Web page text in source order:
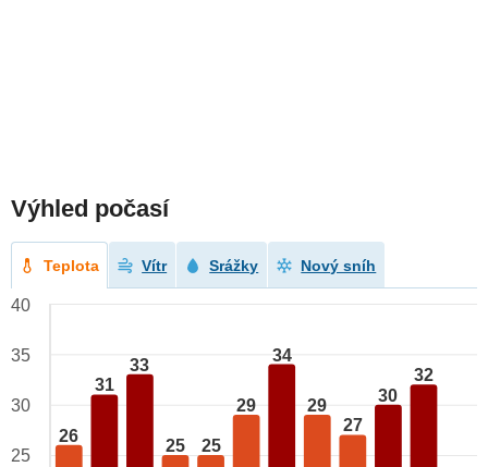
Výhled počasí
Teplota Vítr Srážky Nový sníh
26
31
33
25 25
29
34
29
27
30
32
40
35
30
25